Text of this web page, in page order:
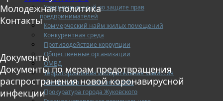
Уполномоченный по защите прав
предпринимателей
Коммерческий найм жилых помещений
Конкурентная среда
Противодействие коррупции
Общественные организации
ОМВД
Территориальная избирательная комиссия
Контрольно — счетная палата
Прокуратура города Жуковского
Молодежная политика
Контакты
Документы
Документы по мерам предотвращения
распространения новой коронавирусной
инфекции